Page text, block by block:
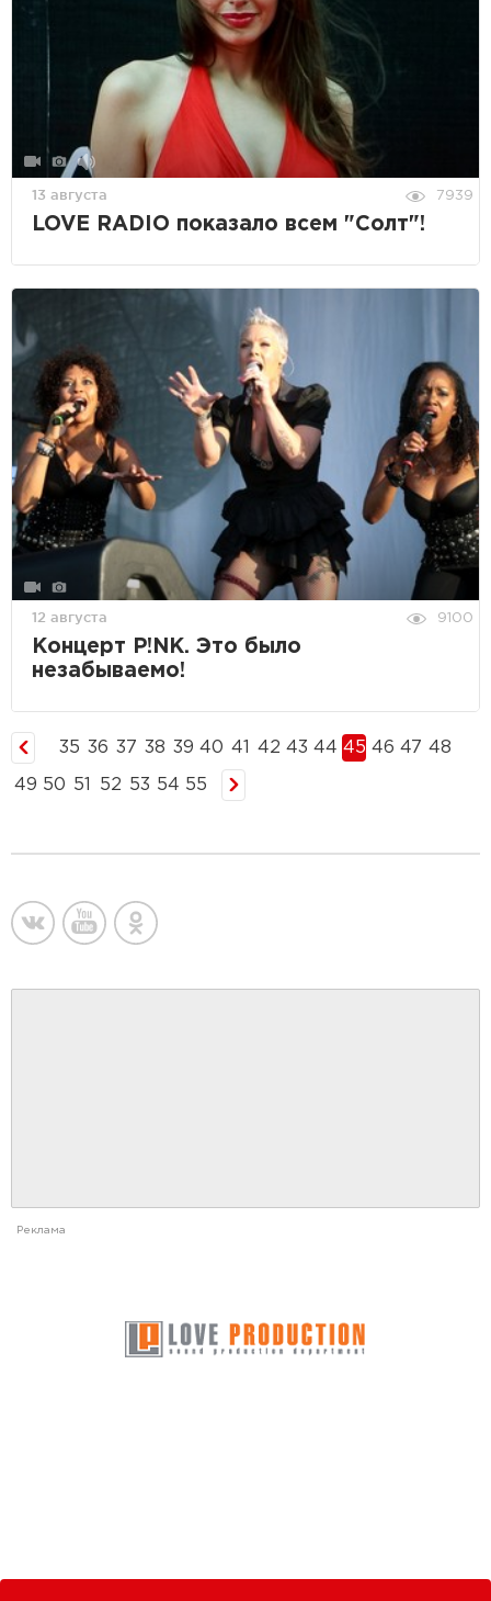
13 августа 7939
LOVE RADIO показало всем "Солт"!
12 августа 9100
Концерт P!NK. Это было
незабываемо!
35 36 37 38 39 40 41 42 43 44 45 46 47 48
49 50 51 52 53 54 55
Реклама